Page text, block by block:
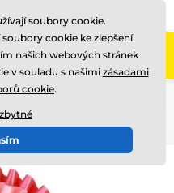
soubory cookie.
cookie ke zlepšení
našich webových stránek
v souladu s našimi zásadami
cookie.